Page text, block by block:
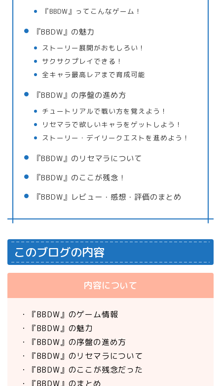
『BBDW』ってこんなゲーム！
『BBDW』の魅力
ストーリー展開がおもしろい！
サクサクプレイできる！
全キャラ最高レアまで育成可能
『BBDW』の序盤の進め方
チュートリアルで戦い方を覚えよう！
リセマラで欲しいキャラをゲットしよう！
ストーリー・デイリークエストを進めよう！
『BBDW』のリセマラについて
『BBDW』のここが残念！
『BBDW』レビュー・感想・評価のまとめ
このブログの内容
内容について
・『BBDW』のゲーム情報
・『BBDW』の魅力
・『BBDW』の序盤の進め方
・『BBDW』のリセマラについて
・『BBDW』のここが残念だった
・『BBDW』のまとめ